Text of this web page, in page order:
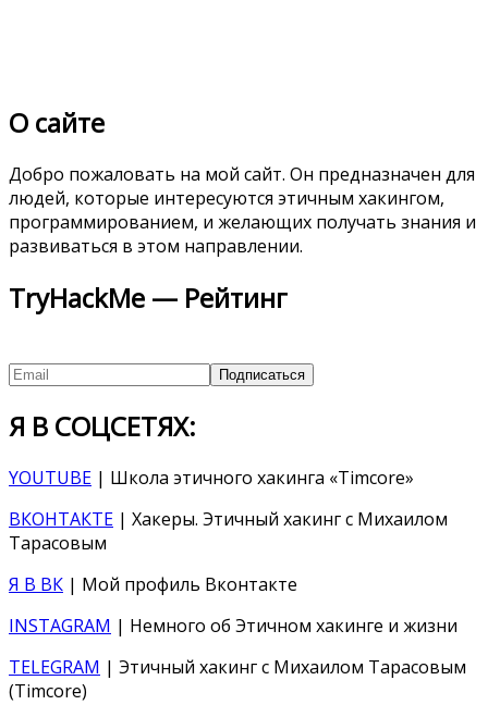
О сайте
Добро пожаловать на мой сайт. Он предназначен для
людей, которые интересуются этичным хакингом,
программированием, и желающих получать знания и
развиваться в этом направлении.
TryHackMe — Рейтинг
Я В СОЦСЕТЯХ:
YOUTUBE | Школа этичного хакинга «Timcore»
ВКОНТАКТЕ | Хакеры. Этичный хакинг с Михаилом
Тарасовым
Я В ВК | Мой профиль Вконтакте
INSTAGRAM | Немного об Этичном хакинге и жизни
TELEGRAM | Этичный хакинг с Михаилом Тарасовым
(Timcore)